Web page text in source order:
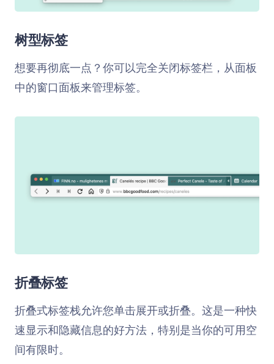
树型标签
想要再彻底一点？你可以完全关闭标签栏，从面板
中的窗口面板来管理标签。
折叠标签
折叠式标签栈允许您单击展开或折叠。这是一种快
速显示和隐藏信息的好方法，特别是当你的可用空
间有限时。